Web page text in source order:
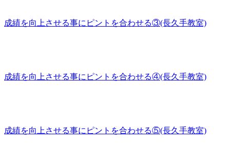
成績を向上させる事にピントを合わせる③(長久手教室)
成績を向上させる事にピントを合わせる④(長久手教室)
成績を向上させる事にピントを合わせる⑤(長久手教室)